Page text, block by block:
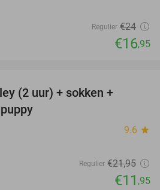
Regulier €24
€16,95
(2 uur) + sokken +
9.6 star
Regulier €21,95
€11 ,95